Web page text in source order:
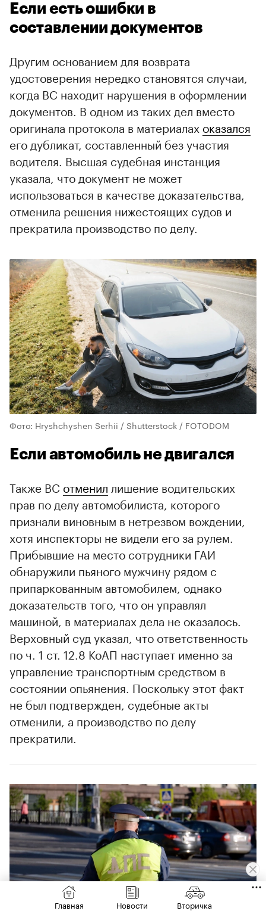
Если есть ошибки в
составлении документов
Другим основанием для возврата
удостоверения нередко становятся случаи,
когда ВС находит нарушения в оформлении
документов. В одном из таких дел вместо
оригинала протокола в материалах оказался
его дубликат, составленный без участия
водителя. Высшая судебная инстанция
указала, что документ не может
использоваться в качестве доказательства,
отменила решения нижестоящих судов и
прекратила производство по делу.
Фото: Hryshchyshen Serhii / Shutterstock / FOTODOM
Если автомобиль не двигался
Также ВС отменил лишение водительских
прав по делу автомобилиста, которого
признали виновным в нетрезвом вождении,
хотя инспекторы не видели его за рулем.
Прибывшие на место сотрудники ГАИ
обнаружили пьяного мужчину рядом с
припаркованным автомобилем, однако
доказательств того, что он управлял
машиной, в материалах дела не оказалось.
Верховный суд указал, что ответственность
по ч. 1 ст. 12.8 КоАП наступает именно за
управление транспортным средством в
состоянии опьянения. Поскольку этот факт
не был подтвержден, судебные акты
отменили, а производство по делу
прекратили.
Главная Новости Вторичка